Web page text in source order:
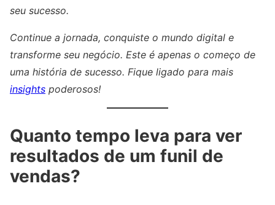
seu sucesso.
Continue a jornada, conquiste o mundo digital e
transforme seu negócio. Este é apenas o começo de
uma história de sucesso. Fique ligado para mais
insights poderosos!
Quanto tempo leva para ver
resultados de um funil de
vendas?